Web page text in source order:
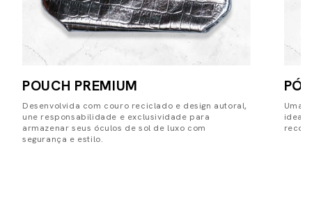
POUCH PREMIUM
Desenvolvida com couro reciclado e design autoral,
une responsabilidade e exclusividade para
armazenar seus óculos de sol de luxo com
segurança e estilo.
Uma
ideal